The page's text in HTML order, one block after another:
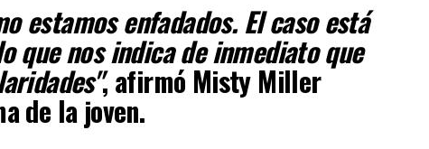
estamos enfadados. El caso está
que nos indica de inmediato que
, afirmó Misty Miller
de la joven.